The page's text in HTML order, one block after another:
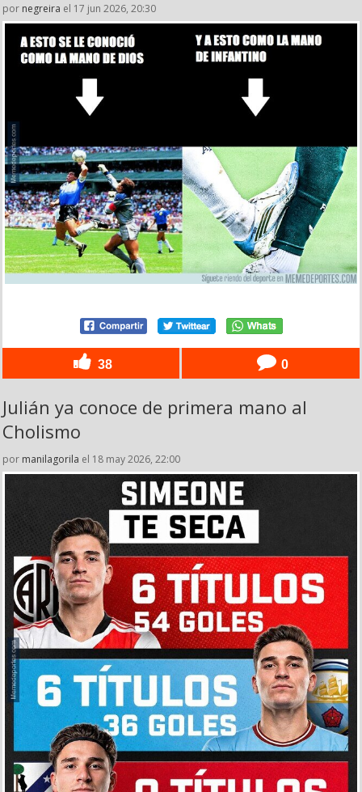
por negreira el 17 jun 2026, 20:30
38 0
Julián ya conoce de primera mano al
Cholismo
por manilagorila el 18 may 2026, 22:00